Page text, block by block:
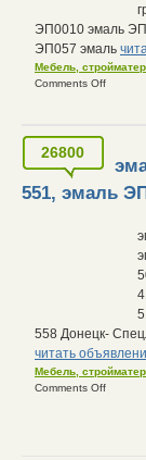
ЭП0010 эмаль
ЭП057 эмаль
Мебель,
Comments Off
26800
551, эмаль
558 Донецк-
читать
Мебель,
Comments Off